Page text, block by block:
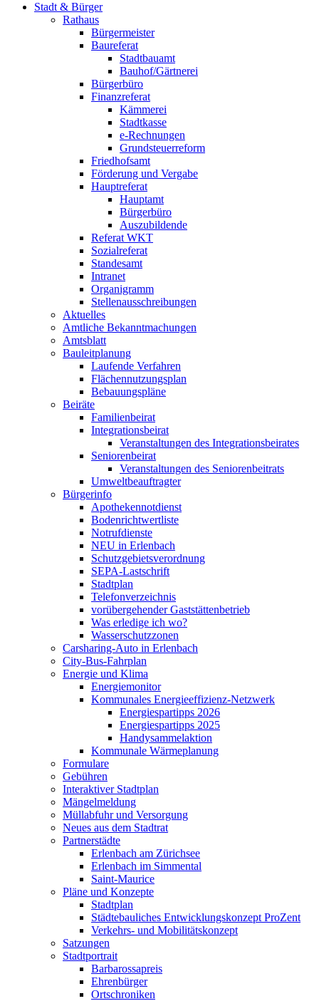
Stadt & Bürger
Rathaus
Bürgermeister
Baureferat
Stadtbauamt
Bauhof/Gärtnerei
Bürgerbüro
Finanzreferat
Kämmerei
Stadtkasse
e-Rechnungen
Grundsteuerreform
Friedhofsamt
Förderung und Vergabe
Hauptreferat
Hauptamt
Bürgerbüro
Auszubildende
Referat WKT
Sozialreferat
Standesamt
Intranet
Organigramm
Stellenausschreibungen
Aktuelles
Amtliche Bekanntmachungen
Amtsblatt
Bauleitplanung
Laufende Verfahren
Flächennutzungsplan
Bebauungspläne
Beiräte
Familienbeirat
Integrationsbeirat
Veranstaltungen des Integrationsbeirates
Seniorenbeirat
Veranstaltungen des Seniorenbeitrats
Umweltbeauftragter
Bürgerinfo
Apothekennotdienst
Bodenrichtwertliste
Notrufdienste
NEU in Erlenbach
Schutzgebietsverordnung
SEPA-Lastschrift
Stadtplan
Telefonverzeichnis
vorübergehender Gaststättenbetrieb
Was erledige ich wo?
Wasserschutzzonen
Carsharing-Auto in Erlenbach
City-Bus-Fahrplan
Energie und Klima
Energiemonitor
Kommunales Energieeffizienz-Netzwerk
Energiespartipps 2026
Energiespartipps 2025
Handysammelaktion
Kommunale Wärmeplanung
Formulare
Gebühren
Interaktiver Stadtplan
Mängelmeldung
Müllabfuhr und Versorgung
Neues aus dem Stadtrat
Partnerstädte
Erlenbach am Zürichsee
Erlenbach im Simmental
Saint-Maurice
Pläne und Konzepte
Stadtplan
Städtebauliches Entwicklungskonzept ProZent
Verkehrs- und Mobilitätskonzept
Satzungen
Stadtportrait
Barbarossapreis
Ehrenbürger
Ortschroniken